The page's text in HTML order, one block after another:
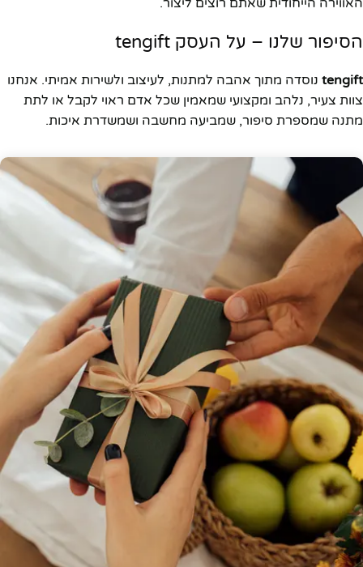
האווירה הייחודית שאתם רוצים ליצור.
הסיפור שלנו – על העסק tengift
tengift נוסדה מתוך אהבה למתנות, לעיצוב ולשירות אמיתי. אנחנו
צוות צעיר, נלהב ומקצועי שמאמין שכל אדם ראוי לקבל או לתת
מתנה שמספרת סיפור, שמביעה מחשבה ושמשדרת איכות.